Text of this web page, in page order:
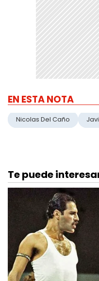
EN ESTA NOTA
Nicolas Del Caño